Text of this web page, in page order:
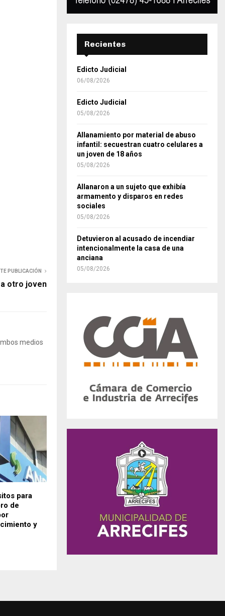
PUBLICACIÓN
a otro joven
medios
para
de
y
Recientes
Edicto Judicial
06/08/2026
Edicto Judicial
05/08/2026
Allanamiento por material de abuso
infantil: secuestran cuatro celulares a
un joven de 18 años
05/08/2026
Allanaron a un sujeto que exhibía
armamento y disparos en redes
sociales
05/08/2026
Detuvieron al acusado de incendiar
intencionalmente la casa de una
anciana
05/08/2026